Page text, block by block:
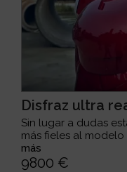
Disfraz ultra
Sin lugar a dudas
más fieles al modelo
más
9800 €